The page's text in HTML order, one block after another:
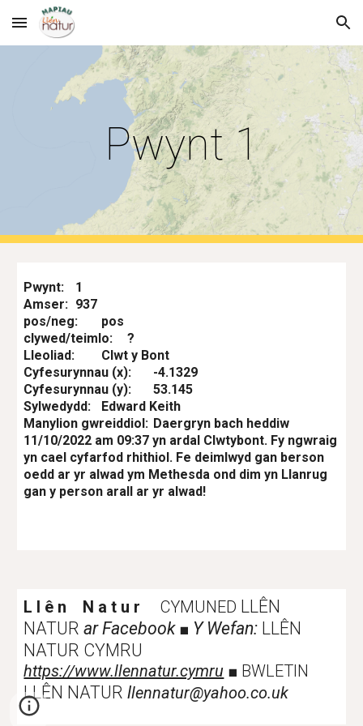
Skip to main content Skip to navigation
Pwynt 1
Pwynt:
1
Amser: 937
pos/neg:
pos
clywed/teimlo:
?
Lleoliad:
Clwt y Bont
Cyfesurynnau (x):
-4.1329
Cyfesurynnau (y):
53.145
Sylwedydd:
Edward Keith
Manylion gwreiddiol: Daergryn bach heddiw
11/10/2022 am 09:37 yn ardal Clwtybont. Fy ngwraig
yn cael cyfarfod rhithiol. Fe deimlwyd gan berson
oedd ar yr alwad ym Methesda ond dim yn Llanrug
gan y person arall ar yr alwad!
L l ê n N a t u r CYMUNED LLÊN
NATUR ar Facebook ■ Y Wefan: LLÊN
NATUR CYMRU
https://www.llennatur.cymru ■ BWLETIN
LLÊN NATURllennatur@yahoo.co.uk